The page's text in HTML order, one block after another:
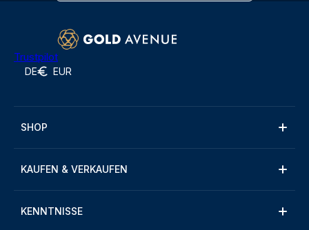
Trustpilot
DE EUR
SHOP
KAUFEN & VERKAUFEN
KENNTNISSE